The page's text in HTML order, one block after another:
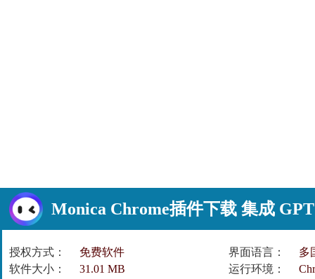
Monica Chrome插件下载 集成
授权方式： 免费软件 界面语言：
多
软件大小：
31.01 MB 运行环境：